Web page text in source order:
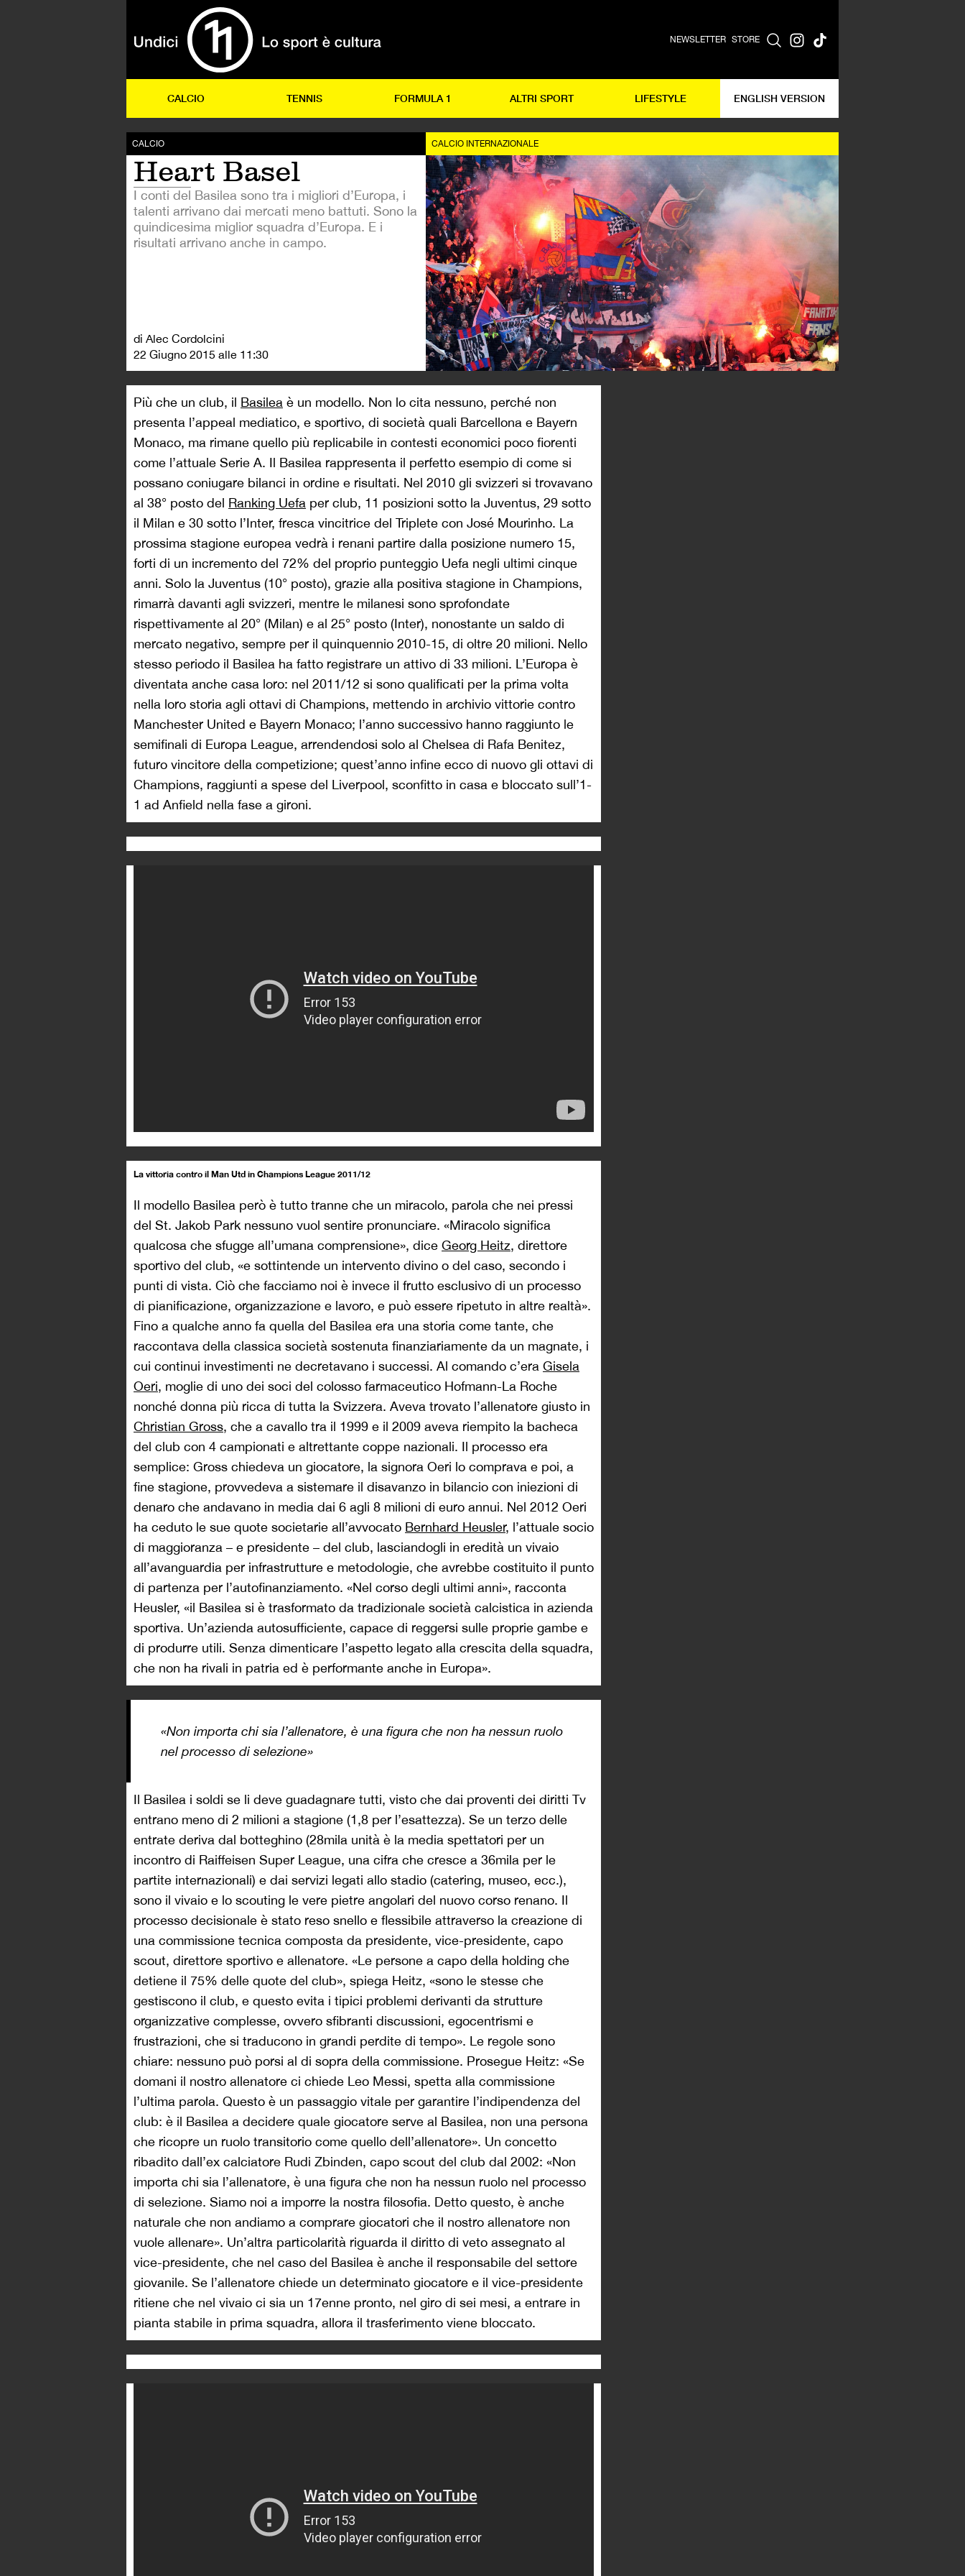
NEWSLETTER STORE
CALCIO TENNIS FORMULA 1 ALTRI SPORT LIFESTYLE ENGLISH VERSION
CALCIO
Heart Basel
I conti del Basilea sono tra i migliori d’Europa, i
talenti arrivano dai mercati meno battuti. Sono la
quindicesima miglior squadra d’Europa. E i
risultati arrivano anche in campo.
di Alec Cordolcini
22 Giugno 2015 alle 11:30
CALCIO INTERNAZIONALE
Più che un club, il Basilea è un modello. Non lo cita nessuno, perché non
presenta l’appeal mediatico, e sportivo, di società quali Barcellona e Bayern
Monaco, ma rimane quello più replicabile in contesti economici poco fiorenti
come l’attuale Serie A. Il Basilea rappresenta il perfetto esempio di come si
possano coniugare bilanci in ordine e risultati. Nel 2010 gli svizzeri si trovavano
al 38° posto del Ranking Uefa per club, 11 posizioni sotto la Juventus, 29 sotto
il Milan e 30 sotto l’Inter, fresca vincitrice del Triplete con José Mourinho. La
prossima stagione europea vedrà i renani partire dalla posizione numero 15,
forti di un incremento del 72% del proprio punteggio Uefa negli ultimi cinque
anni. Solo la Juventus (10° posto), grazie alla positiva stagione in Champions,
rimarrà davanti agli svizzeri, mentre le milanesi sono sprofondate
rispettivamente al 20° (Milan) e al 25° posto (Inter), nonostante un saldo di
mercato negativo, sempre per il quinquennio 2010-15, di oltre 20 milioni. Nello
stesso periodo il Basilea ha fatto registrare un attivo di 33 milioni. L’Europa è
diventata anche casa loro: nel 2011/12 si sono qualificati per la prima volta
nella loro storia agli ottavi di Champions, mettendo in archivio vittorie contro
Manchester United e Bayern Monaco; l’anno successivo hanno raggiunto le
semifinali di Europa League, arrendendosi solo al Chelsea di Rafa Benitez,
futuro vincitore della competizione; quest’anno infine ecco di nuovo gli ottavi di
Champions, raggiunti a spese del Liverpool, sconfitto in casa e bloccato sull’1-
1 ad Anfield nella fase a gironi.
La vittoria contro il Man Utd in Champions League 2011/12
Il modello Basilea però è tutto tranne che un miracolo, parola che nei pressi
del St. Jakob Park nessuno vuol sentire pronunciare. «Miracolo significa
qualcosa che sfugge all’umana comprensione», dice Georg Heitz, direttore
sportivo del club, «e sottintende un intervento divino o del caso, secondo i
punti di vista. Ciò che facciamo noi è invece il frutto esclusivo di un processo
di pianificazione, organizzazione e lavoro, e può essere ripetuto in altre realtà».
Fino a qualche anno fa quella del Basilea era una storia come tante, che
raccontava della classica società sostenuta finanziariamente da un magnate, i
cui continui investimenti ne decretavano i successi. Al comando c’era Gisela
Oeri, moglie di uno dei soci del colosso farmaceutico Hofmann-La Roche
nonché donna più ricca di tutta la Svizzera. Aveva trovato l’allenatore giusto in
Christian Gross, che a cavallo tra il 1999 e il 2009 aveva riempito la bacheca
del club con 4 campionati e altrettante coppe nazionali. Il processo era
semplice: Gross chiedeva un giocatore, la signora Oeri lo comprava e poi, a
fine stagione, provvedeva a sistemare il disavanzo in bilancio con iniezioni di
denaro che andavano in media dai 6 agli 8 milioni di euro annui. Nel 2012 Oeri
ha ceduto le sue quote societarie all’avvocato Bernhard Heusler, l’attuale socio
di maggioranza – e presidente – del club, lasciandogli in eredità un vivaio
all’avanguardia per infrastrutture e metodologie, che avrebbe costituito il punto
di partenza per l’autofinanziamento. «Nel corso degli ultimi anni», racconta
Heusler, «il Basilea si è trasformato da tradizionale società calcistica in azienda
sportiva. Un’azienda autosufficiente, capace di reggersi sulle proprie gambe e
di produrre utili. Senza dimenticare l’aspetto legato alla crescita della squadra,
che non ha rivali in patria ed è performante anche in Europa».
«Non importa chi sia l’allenatore, è una figura che non ha nessun ruolo
nel processo di selezione»
Il Basilea i soldi se li deve guadagnare tutti, visto che dai proventi dei diritti Tv
entrano meno di 2 milioni a stagione (1,8 per l’esattezza). Se un terzo delle
entrate deriva dal botteghino (28mila unità è la media spettatori per un
incontro di Raiffeisen Super League, una cifra che cresce a 36mila per le
partite internazionali) e dai servizi legati allo stadio (catering, museo, ecc.),
sono il vivaio e lo scouting le vere pietre angolari del nuovo corso renano. Il
processo decisionale è stato reso snello e flessibile attraverso la creazione di
una commissione tecnica composta da presidente, vice-presidente, capo
scout, direttore sportivo e allenatore. «Le persone a capo della holding che
detiene il 75% delle quote del club», spiega Heitz, «sono le stesse che
gestiscono il club, e questo evita i tipici problemi derivanti da strutture
organizzative complesse, ovvero sfibranti discussioni, egocentrismi e
frustrazioni, che si traducono in grandi perdite di tempo». Le regole sono
chiare: nessuno può porsi al di sopra della commissione. Prosegue Heitz: «Se
domani il nostro allenatore ci chiede Leo Messi, spetta alla commissione
l’ultima parola. Questo è un passaggio vitale per garantire l’indipendenza del
club: è il Basilea a decidere quale giocatore serve al Basilea, non una persona
che ricopre un ruolo transitorio come quello dell’allenatore». Un concetto
ribadito dall’ex calciatore Rudi Zbinden, capo scout del club dal 2002: «Non
importa chi sia l’allenatore, è una figura che non ha nessun ruolo nel processo
di selezione. Siamo noi a imporre la nostra filosofia. Detto questo, è anche
naturale che non andiamo a comprare giocatori che il nostro allenatore non
vuole allenare». Un’altra particolarità riguarda il diritto di veto assegnato al
vice-presidente, che nel caso del Basilea è anche il responsabile del settore
giovanile. Se l’allenatore chiede un determinato giocatore e il vice-presidente
ritiene che nel vivaio ci sia un 17enne pronto, nel giro di sei mesi, a entrare in
pianta stabile in prima squadra, allora il trasferimento viene bloccato.